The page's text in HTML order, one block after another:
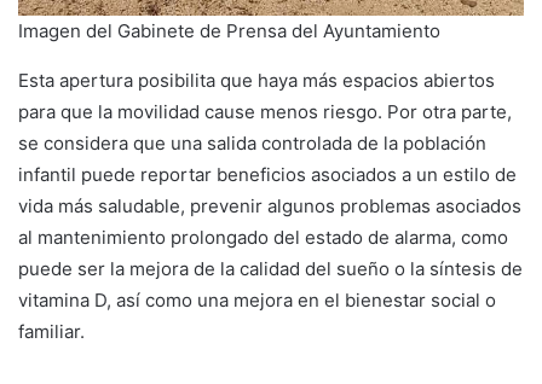
Imagen del Gabinete de Prensa del Ayuntamiento
Esta apertura posibilita que haya más espacios abiertos
para que la movilidad cause menos riesgo. Por otra parte,
se considera que una salida controlada de la población
infantil puede reportar beneficios asociados a un estilo de
vida más saludable, prevenir algunos problemas asociados
al mantenimiento prolongado del estado de alarma, como
puede ser la mejora de la calidad del sueño o la síntesis de
vitamina D, así como una mejora en el bienestar social o
familiar.